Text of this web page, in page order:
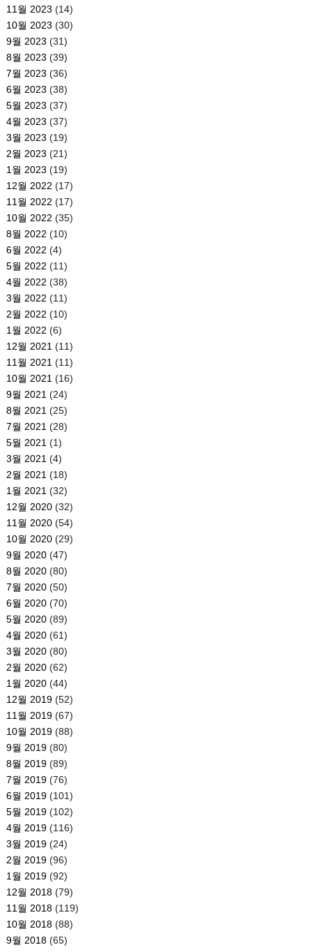
11월 2023 (14)
10월 2023 (30)
9월 2023 (31)
8월 2023 (39)
7월 2023 (36)
6월 2023 (38)
5월 2023 (37)
4월 2023 (37)
3월 2023 (19)
2월 2023 (21)
1월 2023 (19)
12월 2022 (17)
11월 2022 (17)
10월 2022 (35)
8월 2022 (10)
6월 2022 (4)
5월 2022 (11)
4월 2022 (38)
3월 2022 (11)
2월 2022 (10)
1월 2022 (6)
12월 2021 (11)
11월 2021 (11)
10월 2021 (16)
9월 2021 (24)
8월 2021 (25)
7월 2021 (28)
5월 2021 (1)
3월 2021 (4)
2월 2021 (18)
1월 2021 (32)
12월 2020(32)
11월 2020(54)
10월 2020(29)
9월 2020(47)
8월 2020(80)
7월 2020(50)
6월 2020(70)
5월 2020(89)
4월 2020(61)
3월 2020(80)
2월 2020(62)
1월 2020(44)
12월 2019(52)
11월 2019(67)
10월 2019(88)
9월 2019(80)
8월 2019(89)
7월 2019(76)
6월 2019(101)
5월 2019(102)
4월 2019(116)
3월 2019(24)
2월 2019(96)
1월 2019(92)
12월 2018(79)
11월 2018(119)
10월 2018(88)
9월 2018(65)